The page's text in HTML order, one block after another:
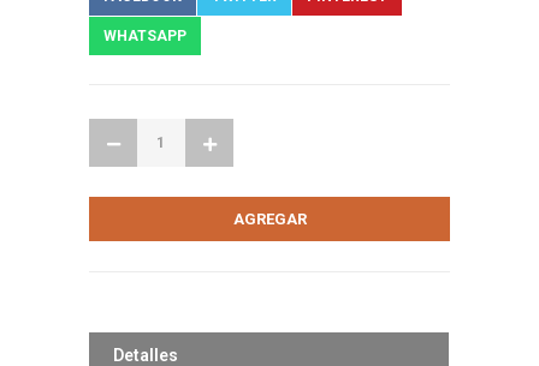
WHATSAPP
Detalles